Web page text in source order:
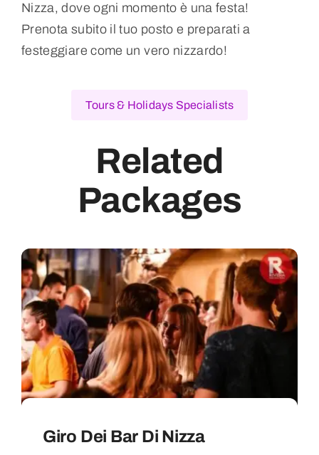
Nizza, dove ogni momento è una festa!
Prenota subito il tuo posto e preparati a
festeggiare come un vero nizzardo!
Tours & Holidays Specialists
Related
Packages
Giro Dei Bar Di Nizza